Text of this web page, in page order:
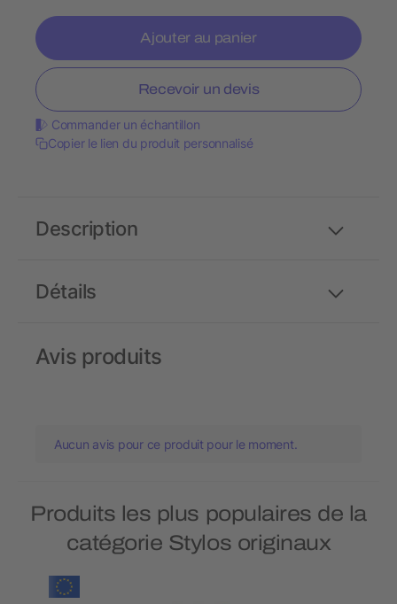
Ajouter au panier
Recevoir un devis
Commander un échantillon
Copier le lien du produit personnalisé
Détails
Description
Avis produits
Aucun avis pour ce produit pour le moment.
Produits les plus populaires de la
catégorie Stylos originaux